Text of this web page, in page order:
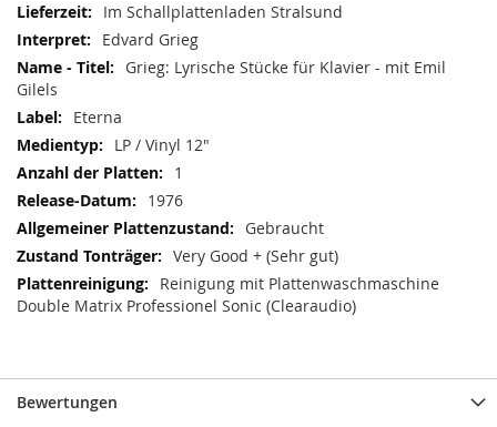
Im Schallplattenladen Stralsund
Edvard Grieg
Grieg: Lyrische Stücke für Klavier - mit Emil
Gilels
Eterna
LP / Vinyl 12"
1
1976
Gebraucht
Very Good + (Sehr gut)
Reinigung mit Plattenwaschmaschine
Double Matrix Professionel Sonic (Clearaudio)
Bewertungen